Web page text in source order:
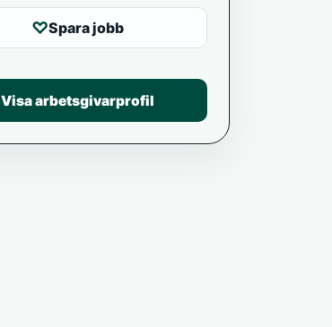
♡Spara jobb
Visa arbetsgivarprofil